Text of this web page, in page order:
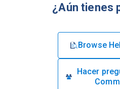
¿Aún tienes
Browse
Hacer